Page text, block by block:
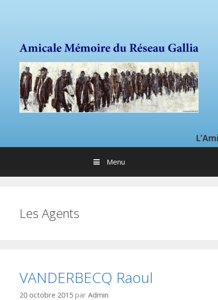
L’Amicale du
Menu
Les Agents
VANDERBECQ Raoul
20 octobre 2015 par Admin